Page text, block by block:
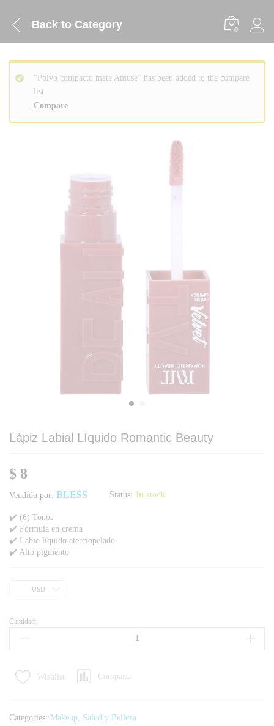
Back to Category 0
Compare
“Polvo compacto mate Amuse” has been added to the compare
list
Lápiz Labial Líquido Romantic Beauty
$ 8
Vendido por: BLESS Status: In stock
✔️ (6) Tonos
✔️ Fórmula en crema
✔️ Labio líquido aterciopelado
✔️ Alto pigmento
USD
Cantidad:
Wishlist Comparar
Categories: Makeup Salud y Belleza